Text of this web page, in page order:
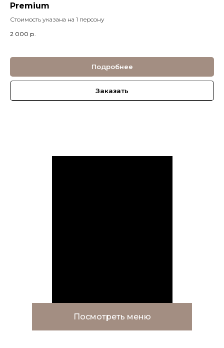
Premium
Стоимость указана на 1 персону
2 000 р.
Подробнее
Заказать
Посмотреть меню